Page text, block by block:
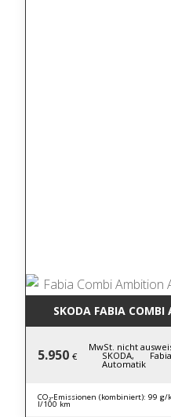
SKODA FABIA
5.950 €
MwSt. nicht
SKODA,
Automatik
CO₂-Emissionen (kombiniert): 99
l/100 km